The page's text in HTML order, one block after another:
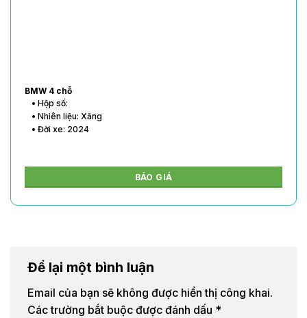
BMW 4 chỗ
• Hộp số:
• Nhiên liệu: Xăng
• Đời xe: 2024
BÁO GIÁ
Để lại một bình luận
Email của bạn sẽ không được hiển thị công khai.
Các trường bắt buộc được đánh dấu *